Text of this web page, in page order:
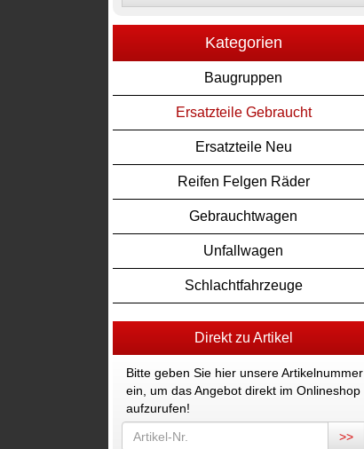
Kategorien
Baugruppen
Ersatzteile Gebraucht
Ersatzteile Neu
Reifen Felgen Räder
Gebrauchtwagen
Unfallwagen
Schlachtfahrzeuge
Direkt zu Artikel
Bitte geben Sie hier unsere Artikelnummer
ein, um das Angebot direkt im Onlineshop
aufzurufen!
>>